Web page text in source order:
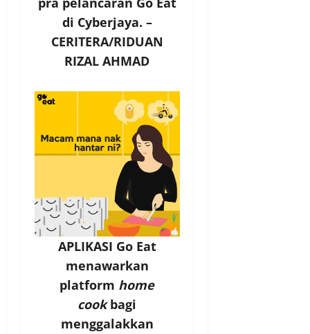
di Cyberjaya. –
CERITERA/RIDUAN
RIZAL AHMAD
APLIKASI Go Eat
menawarkan
platform home
cookbagi
menggalakkan